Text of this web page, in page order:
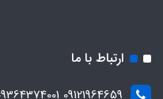
ارتباط با ما